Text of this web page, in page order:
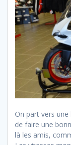
On part vers
de faire une
là les amis,